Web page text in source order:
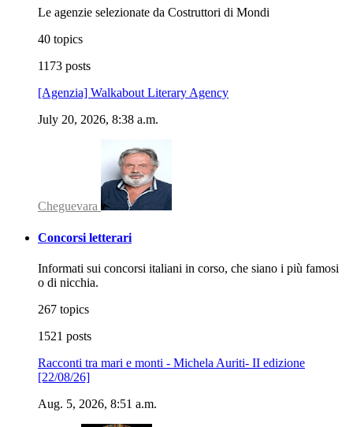
Le agenzie selezionate da Costruttori di Mondi
40 topics
1173 posts
[Agenzia] Walkabout Literary Agency
July 20, 2026, 8:38 a.m.
Cheguevara
Concorsi letterari
Informati sui concorsi italiani in corso, che siano i più famosi
o di nicchia.
267 topics
1521 posts
Racconti tra mari e monti - Michela Auriti- II edizione
[22/08/26]
Aug. 5, 2026, 8:51 a.m.